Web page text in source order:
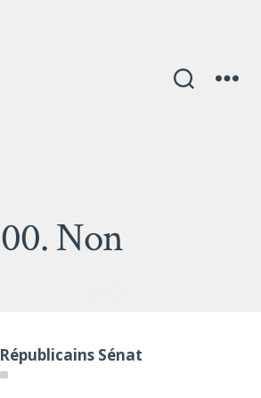
00. Non
Républicains Sénat